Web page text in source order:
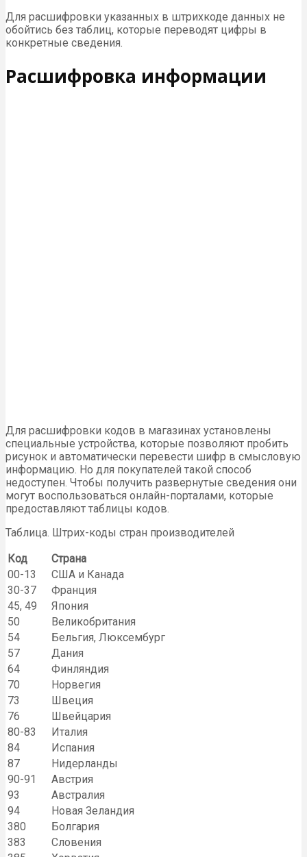
Для расшифровки указанных в штрихкоде данных не
обойтись без таблиц, которые переводят цифры в
конкретные сведения.
Расшифровка информации
Для расшифровки кодов в магазинах установлены
специальные устройства, которые позволяют пробить
рисунок и автоматически перевести шифр в смысловую
информацию. Но для покупателей такой способ
недоступен. Чтобы получить развернутые сведения они
могут воспользоваться онлайн-порталами, которые
предоставляют таблицы кодов.
Таблица. Штрих-коды стран производителей
Код
Страна
00-13
США и Канада
30-37
Франция
45, 49
Япония
50
Великобритания
54
Бельгия, Люксембург
57
Дания
64
Финляндия
70
Норвегия
73
Швеция
76
Швейцария
80-83
Италия
84
Испания
87
Нидерланды
90-91
Австрия
93
Австралия
94
Новая Зеландия
380
Болгария
383
Словения